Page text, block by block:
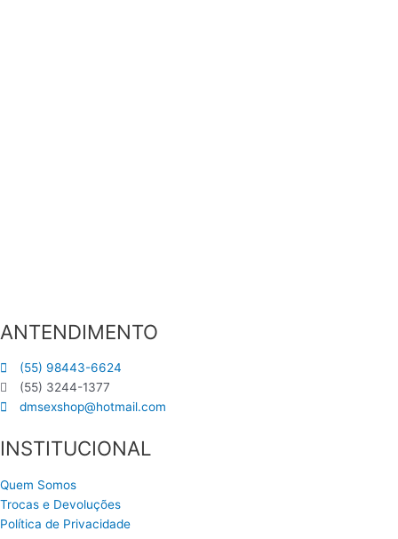
ANTENDIMENTO
(55) 98443-6624
(55) 3244-1377
dmsexshop@hotmail.com
INSTITUCIONAL
Quem Somos
Trocas e Devoluções
Política de Privacidade